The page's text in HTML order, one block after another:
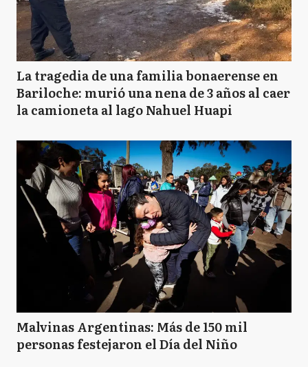
La tragedia de una familia bonaerense en
Bariloche: murió una nena de 3 años al caer
la camioneta al lago Nahuel Huapi
Malvinas Argentinas: Más de 150 mil
personas festejaron el Día del Niño